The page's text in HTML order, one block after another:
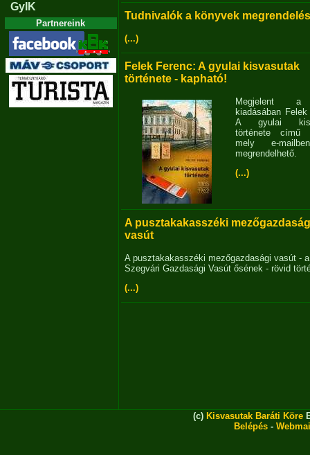
GyIK
Partnereink
Tudnivalók a könyvek
(...)
Felek Ferenc: A gyulai kisvasutak
története - kapható!
Megjelent
kiadásában
A gyulai
története című
mely e-
megrendelhető.
(...)
A pusztakakasszéki
vasút
A pusztakakasszéki mezőgazdasági vasút - a
Szegvári Gazdasági Vasút ősének - rövid
(...)
(c) Kisvasutak Baráti Köre
Belépés -